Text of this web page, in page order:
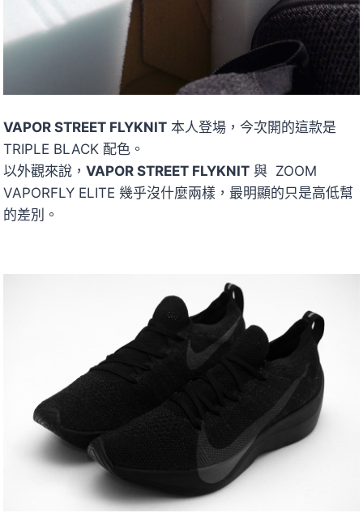
VAPOR STREET FLYKNIT 本人登場，今次開的這款是
TRIPLE BLACK 配色。
以外觀來說， VAPOR STREET FLYKNIT 與 ZOOM
VAPORFLY ELITE 幾乎沒什麼兩樣，最明顯的只是高低幫
的差別。